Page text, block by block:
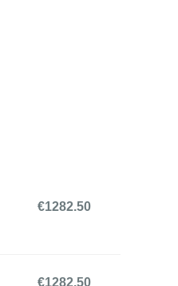
€1282.50
€1282.50